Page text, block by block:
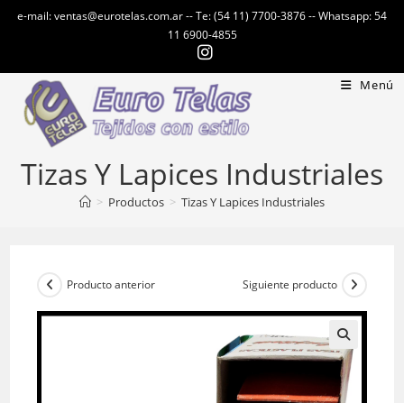
e-mail: ventas@eurotelas.com.ar -- Te: (54 11) 7700-3876 -- Whatsapp: 54
11 6900-4855
Menú
Tizas Y Lapices Industriales
> Productos > Tizas Y Lapices Industriales
Producto anterior Siguiente producto